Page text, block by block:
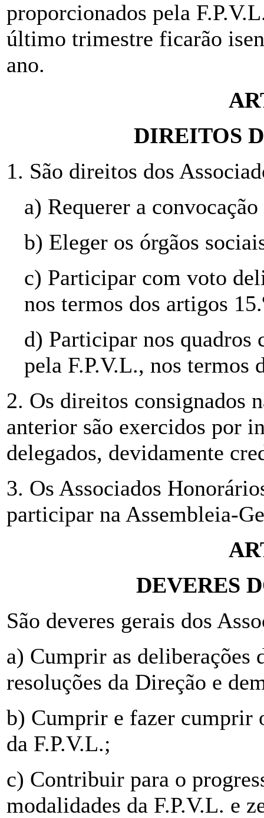
proporcionados pela
último trimestre ficarão
ano.
DIREITOS
1. São direitos dos
a) Requerer a
b) Eleger os órgãos
c) Participar com voto
nos termos dos artigos
d) Participar nos
pela F.P.V.L., nos termos
2. Os direitos consignados
anterior são exercidos por
delegados, devidamente
3. Os Associados
participar na Assembleia-
DEVERES
São deveres gerais dos
a) Cumprir as deliberações
resoluções da Direção e
b) Cumprir e fazer cumprir
da F.P.V.L.;
c) Contribuir para o
modalidades da F.P.V.L. e